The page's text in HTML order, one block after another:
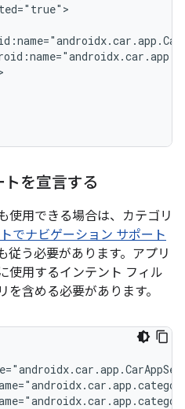
を宣言する
使用できる場合は、カテゴリ
でナビゲーション サポート
従う必要があります。アプリ
使用するインテント フィル
含める必要があります。